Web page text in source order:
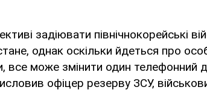
задіювати північнокорейські
однак оскільки йдеться про
все може змінити один телефонний
офіцер резерву ЗСУ,